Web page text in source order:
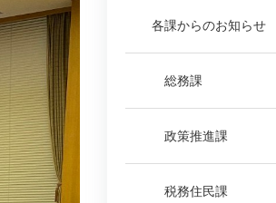
各課からのお知らせ
総務課
政策推進課
税務住民課